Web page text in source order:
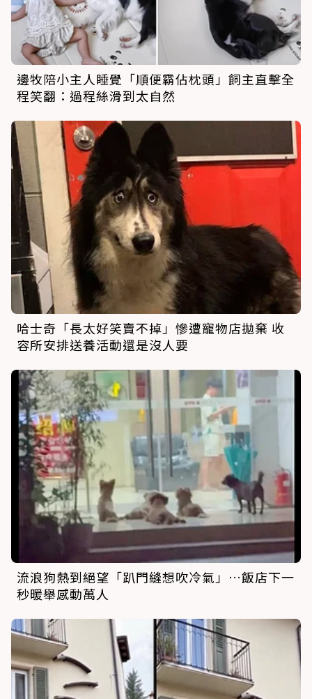
邊牧陪小主人睡覺「順便霸佔枕頭」飼主直擊全
程笑翻：過程絲滑到太自然
哈士奇「長太好笑賣不掉」慘遭寵物店拋棄 收
容所安排送養活動還是沒人要
流浪狗熱到絕望「趴門縫想吹冷氣」…飯店下一
秒暖舉感動萬人